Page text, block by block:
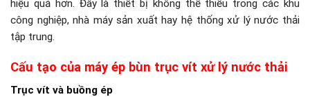
hiệu quả hơn. Đây là thiết bị không thể thiếu trong các khu
công nghiệp, nhà máy sản xuất hay hệ thống xử lý nước thải
tập trung.
Cấu tạo của máy ép bùn trục vít xử lý nước thải
Trục vít và buồng ép